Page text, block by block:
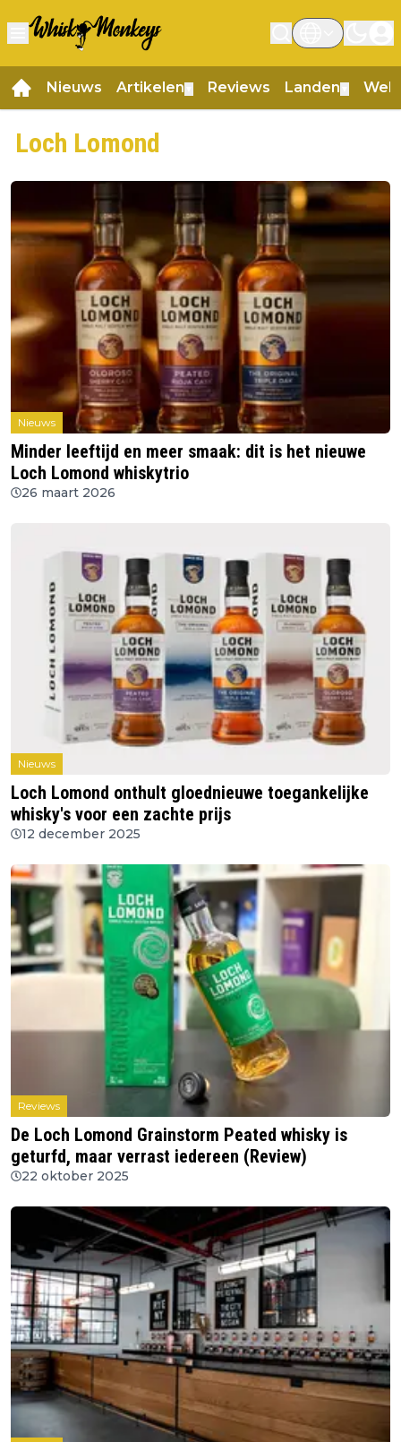
Nieuws Artikelen Reviews Landen
Loch Lomond
Nieuws
Minder leeftijd en meer smaak: dit is het nieuwe
Loch Lomond whiskytrio
26 maart 2026
Nieuws
Loch Lomond onthult gloednieuwe toegankelijke
whisky's voor een zachte prijs
12 december 2025
Reviews
De Loch Lomond Grainstorm Peated whisky is
geturfd, maar verrast iedereen (Review)
22 oktober 2025